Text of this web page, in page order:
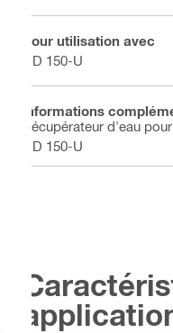
Pour utilisation avec
DD 150-U
Informations
Récupérateur d'eau
DD 150-U